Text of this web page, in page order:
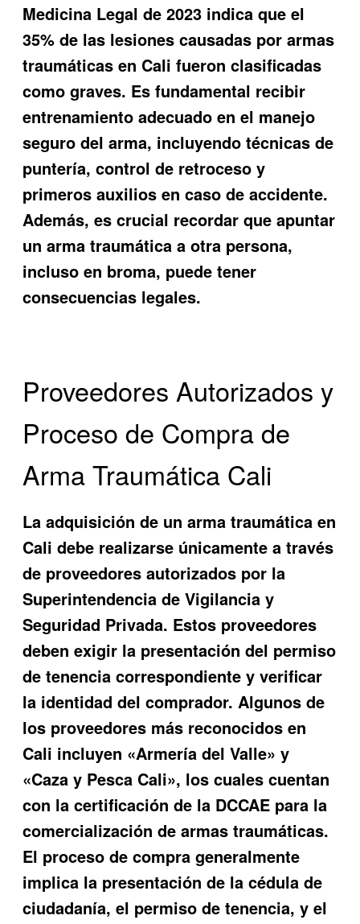
Medicina Legal de 2023 indica que el
35% de las lesiones causadas por armas
traumáticas en Cali fueron clasificadas
como graves. Es fundamental recibir
entrenamiento adecuado en el manejo
seguro del arma, incluyendo técnicas de
puntería, control de retroceso y
primeros auxilios en caso de accidente.
Además, es crucial recordar que apuntar
un arma traumática a otra persona,
incluso en broma, puede tener
consecuencias legales.
Proveedores Autorizados y
Proceso de Compra de
Arma Traumática Cali
La adquisición de un arma traumática en
Cali debe realizarse únicamente a través
de proveedores autorizados por la
Superintendencia de Vigilancia y
Seguridad Privada. Estos proveedores
deben exigir la presentación del permiso
de tenencia correspondiente y verificar
la identidad del comprador. Algunos de
los proveedores más reconocidos en
Cali incluyen «Armería del Valle» y
«Caza y Pesca Cali», los cuales cuentan
con la certificación de la DCCAE para la
comercialización de armas traumáticas.
El proceso de compra generalmente
implica la presentación de la cédula de
ciudadanía, el permiso de tenencia, y el